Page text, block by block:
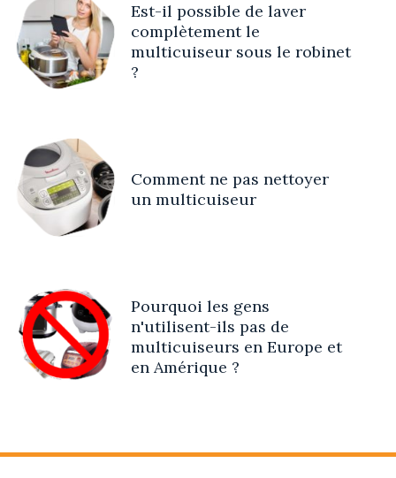
Est-il possible de laver
complètement le
multicuiseur sous le robinet
?
Comment ne pas nettoyer
un multicuiseur
Pourquoi les gens
n'utilisent-ils pas de
multicuiseurs en Europe et
en Amérique ?